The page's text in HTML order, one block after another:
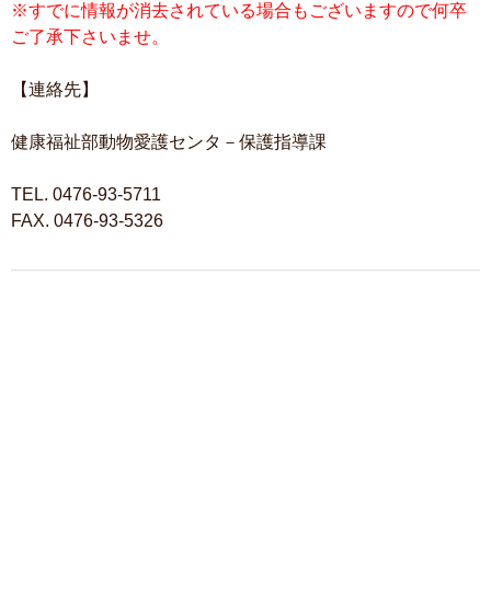
※すでに情報が消去されている場合もございますので何卒
ご了承下さいませ。
【連絡先】
健康福祉部動物愛護センタ－保護指導課
TEL. 0476-93-5711
FAX. 0476-93-5326